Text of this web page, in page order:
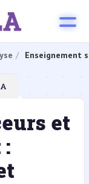
Enseignement
et